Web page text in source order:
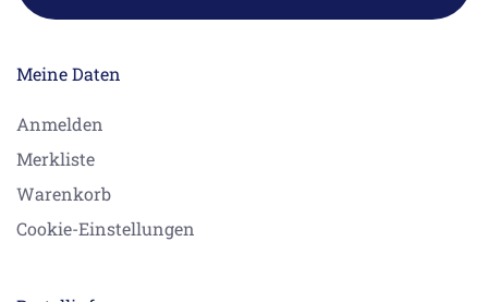
Meine Daten
Anmelden
Merkliste
Warenkorb
Cookie-Einstellungen